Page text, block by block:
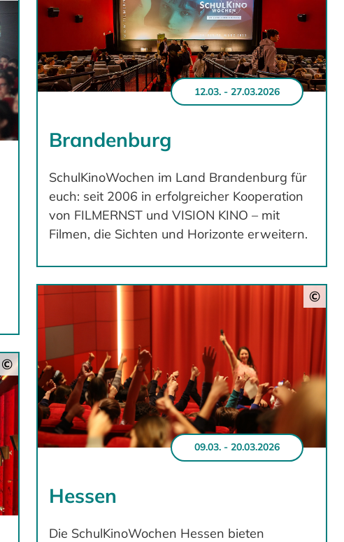
12.03. - 27.03.2026
Brandenburg
SchulKinoWochen im Land Brandenburg für
euch: seit 2006 in erfolgreicher Kooperation
von FILMERNST und VISION KINO – mit
Filmen, die Sichten und Horizonte erweitern.
©
09.03. - 20.03.2026
Hessen
Die SchulKinoWochen Hessen bieten
©